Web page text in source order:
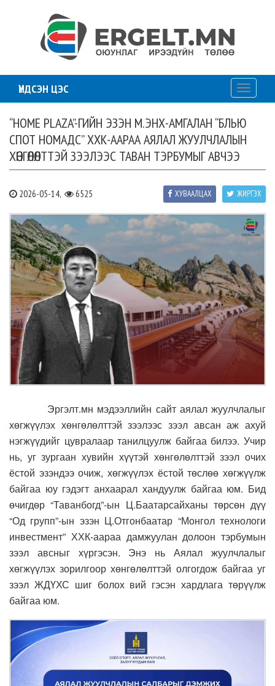
ҮНДСЭН ЦЭС
Toggle
“НОМЕ PLAZA”-ГИЙН ЭЗЭН М.ЭНХ-АМГАЛАН “БЛЬЮ
СПОТ НОМАДС” ХХК-ААРАА АЯЛАЛ ЖУУЛЧЛАЛЫН
ХӨНГӨЛӨЛТТЭЙ ЗЭЭЛЭЭС ТАВАН ТЭРБУМЫГ АВЧЭЭ
2026-05-14, 6525 ЖИРГЭХ
ХУВААЛЦАХ
Эргэлт.мн мэдээллийн сайт аялал жуулчлалыг
хөгжүүлэх хөнгөлөлттэй зээлээс зээл авсан аж ахуй
нэгжүүдийг цувралаар танилцуулж байгаа билээ. Учир
нь, уг зургаан хувийн хүүтэй хөнгөлөлттэй зээл очих
ёстой эзэндээ очиж, хөгжүүлэх ёстой төслөө хөгжүүлж
байгаа юу гэдэгт анхаарал хандуулж байгаа юм. Бид
өчигдөр “Таванбогд”-ын Ц.Баатарсайханы төрсөн дүү
“Од групп”-ын эзэн Ц.Отгонбаатар “Монгол технологи
инвестмент” ХХК-аараа дамжуулан долоон тэрбумын
зээл авсныг хүргэсэн. Энэ нь Аялал жуулчлалыг
хөгжүүлэх зорилгоор хөнгөлөлттэй олгогдож байгаа уг
зээл ЖДҮХС шиг болох вий гэсэн хардлага төрүүлж
байгаа юм.